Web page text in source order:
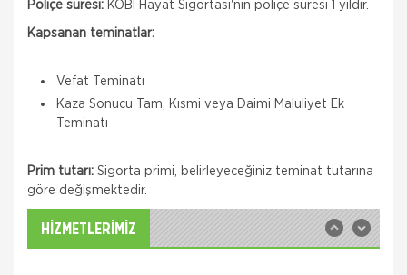
Poliçe süresi: KOBİ Hayat Sigortası'nın poliçe süresi 1 yıldır.
Kapsanan teminatlar:
Vefat Teminatı
Kaza Sonucu Tam, Kısmi veya Daimi Maluliyet Ek
Teminatı
Prim tutarı: Sigorta primi, belirleyeceğiniz teminat tutarına
göre değişmektedir.
HİZMETLERİMİZ
Zorunlu Deprem Sigortası
Zorunlu Deprem Sigortanız ile depremin neden
hasarlarını teminat altına almak istiyorsanız Das
Sompo Sigorta
İş Yeri Sigortası
İş Yeriniz Sompo Japan ile Güvence Altında! İş Yeri